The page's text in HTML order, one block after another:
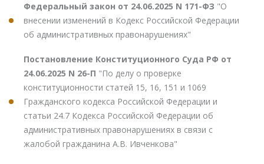
Федеральный закон от 24.06.2025 N 171-ФЗ "О
внесении изменений в Кодекс Российской Федерации
об административных правонарушениях"
Постановление Конституционного Суда РФ от
24.06.2025 N 26-П "По делу о проверке
конституционности статей 15, 16, 151 и 1069
Гражданского кодекса Российской Федерации и
статьи 24.7 Кодекса Российской Федерации об
административных правонарушениях в связи с
жалобой гражданина А.В. Ивченкова"